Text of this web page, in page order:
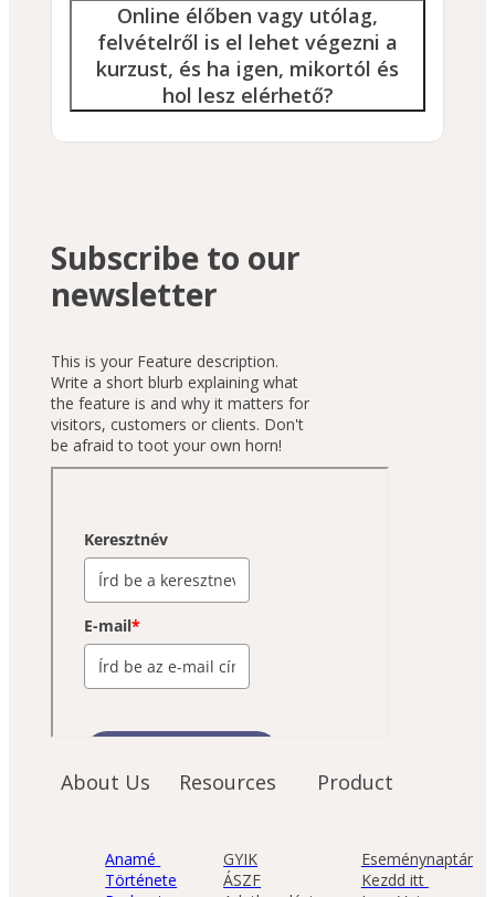
Online élőben vagy utólag,
felvételről is el lehet végezni a
kurzust, és ha igen, mikortól és
hol lesz elérhető?
About Us
Anamé
Története
Resources
GYIK
ÁSZF
Subscribe to our
newsletter
This is your Feature description.
Write a short blurb explaining what
the feature is and why it matters for
visitors, customers or clients. Don't
be afraid to toot your own horn!
Product
Eseménynaptár
Kezdd itt